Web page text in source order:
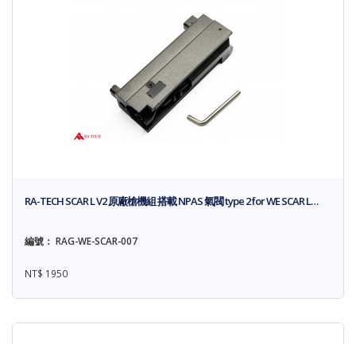
RA-TECH SCAR L V2 原廠槍機組 搭載 NPAS 氣閥 type 2 for WE SCAR L…
編號： RAG-WE-SCAR-007
NT$ 1950